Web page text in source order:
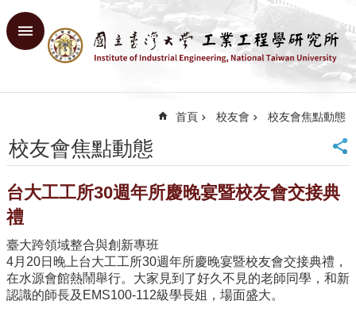
跳到主要內容區塊
進
首
頁
大
網
站
導
覽
首頁 校友會 校友會焦點動態
校友會焦點動態
台大工工所30週年所慶晚宴暨校友會交接典
禮
臺大跨領域整合與創新專班
4月20日晚上台大工工所30週年所慶晚宴暨校友會交接典禮，
在水源會館熱鬧舉行。大家見到了好久不見的老師同學，和新
認識的師長及EMS100-112級學長姐，場面盛大。